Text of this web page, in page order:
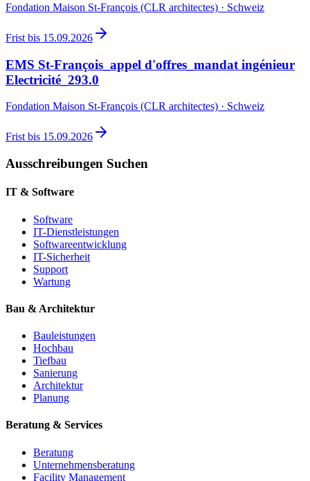
Fondation Maison St-François (CLR architectes) · Schweiz
Frist bis 15.09.2026
EMS St-François_appel d'offres_mandat ingénieur
Electricité_293.0
Fondation Maison St-François (CLR architectes) · Schweiz
Frist bis 15.09.2026
Ausschreibungen Suchen
IT & Software
Software
IT-Dienstleistungen
Softwareentwicklung
IT-Sicherheit
Support
Wartung
Bau & Architektur
Bauleistungen
Hochbau
Tiefbau
Sanierung
Architektur
Planung
Beratung & Services
Beratung
Unternehmensberatung
Facility Management